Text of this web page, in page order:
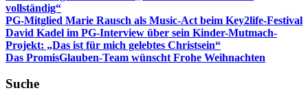
vollständig“
PG-Mitglied Marie Rausch als Music-Act beim Key2life-Festival
David Kadel im PG-Interview über sein Kinder-Mutmach-
Projekt: „Das ist für mich gelebtes Christsein“
Das PromisGlauben-Team wünscht Frohe Weihnachten
Suche